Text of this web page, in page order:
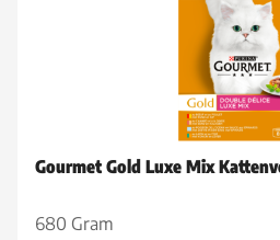
Gourmet Gold Luxe Mix
680 Gram